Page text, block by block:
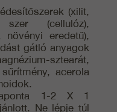
(xilit,
(cellulóz),
növényi eredetű),
gátló anyagok
sztearát,
acerola
1-2 X 1
Ne lépje túl